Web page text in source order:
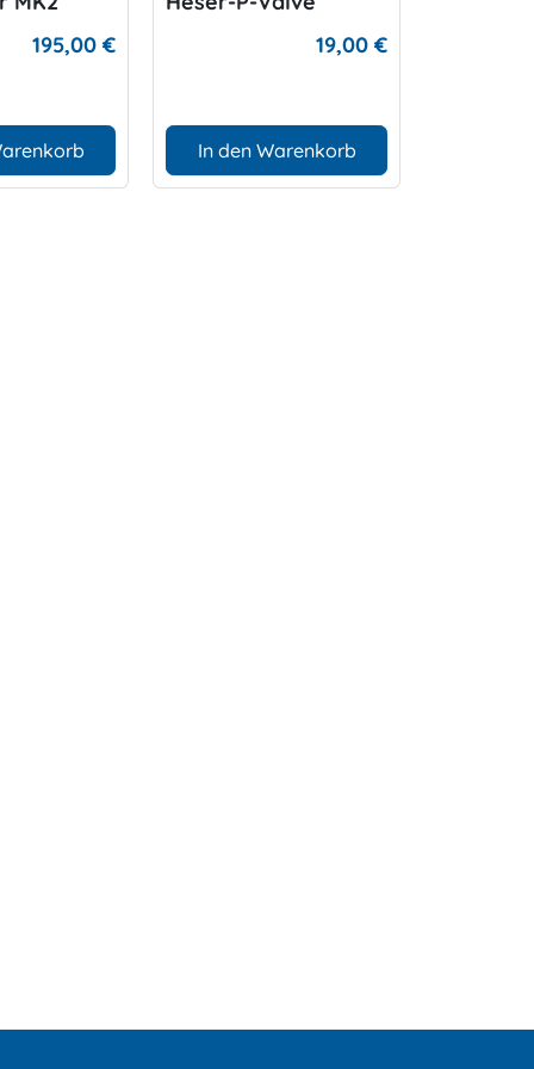
195,00 €
19,00 €
In den Warenkorb